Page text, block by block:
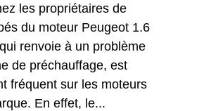
les propriétaires de
du moteur Peugeot 1.6
renvoie à un problème
de préchauffage, est
fréquent sur les moteurs
En effet, le...